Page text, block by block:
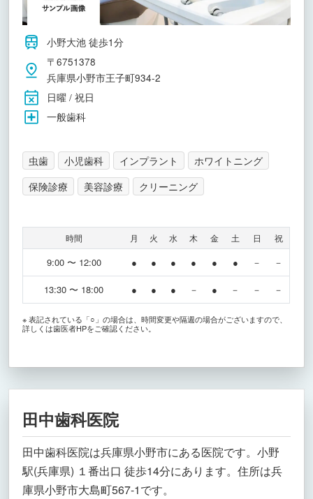
小野大池 徒歩1分
〒6751378
兵庫県小野市王子町934-2
日曜 / 祝日
一般歯科
虫歯 小児歯科 インプラント
ホワイトニング
保険診療
美容診療 クリーニング
時間 月 火 水 木 金 土 日 祝
9:00 〜 12:00 ● ● ● ● ● ● － －
13:30 〜 18:00 ● ● ● － ● － － －
※ 表記されている「○」の場合は、時間変更や隔週の場合がございますので、
詳しくは歯医者HPをご確認ください。
田中歯科医院
田中歯科医院は兵庫県小野市にある医院です。小野
駅(兵庫県) １番出口 徒歩14分にあります。住所は兵
庫県小野市大島町567-1です。